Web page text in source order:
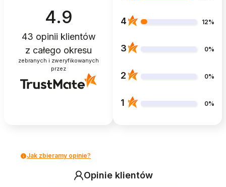
4.9
43 opinii klientów
z całego okresu
zebranych i zweryfikowanych
przez
4 12%
3 0%
2 0%
1 0%
Jak zbieramy opinie?
Opinie klientów